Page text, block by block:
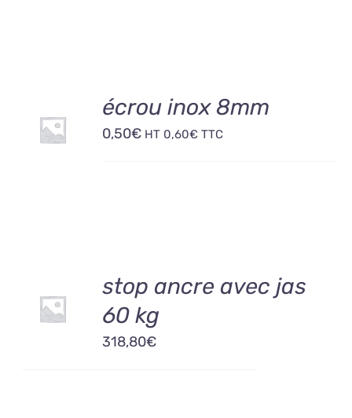
AU
PANIER
écrou inox 8mm
0,50€ HT 0,60€ TTC
AU
PANIER
stop ancre avec jas
60 kg
318,80€